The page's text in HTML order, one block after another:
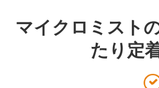
マイクロミスト
たり定